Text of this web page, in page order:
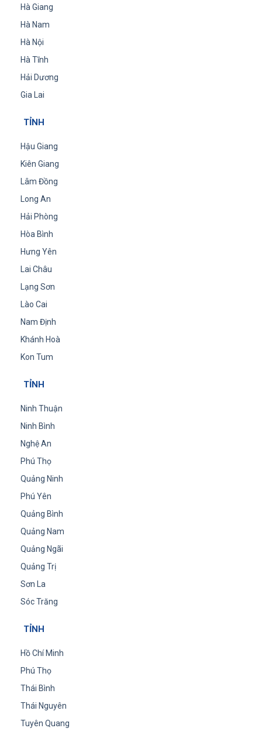
Hà Giang
Hà Nam
Hà Nội
Hà Tĩnh
Hải Dương
Gia Lai
TỈNH
Hậu Giang
Kiên Giang
Lâm Đồng
Long An
Hải Phòng
Hòa Bình
Hưng Yên
Lai Châu
Lạng Sơn
Lào Cai
Nam Định
Khánh Hoà
Kon Tum
TỈNH
Ninh Thuận
Ninh Bình
Nghệ An
Phú Thọ
Quảng Ninh
Phú Yên
Quảng Bình
Quảng Nam
Quảng Ngãi
Quảng Trị
Sơn La
Sóc Trăng
TỈNH
Hồ Chí Minh
Phú Thọ
Thái Bình
Thái Nguyên
Tuyên Quang